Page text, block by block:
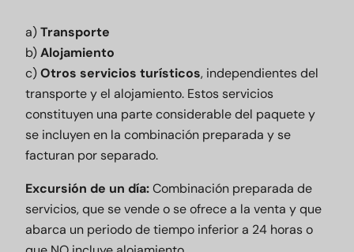
a)Transporte
b)Alojamiento
c)Otros servicios turísticos, independientes del
transporte y el alojamiento. Estos servicios
constituyen una parte considerable del paquete y
se incluyen en la combinación preparada y se
facturan por separado.
Excursión de un día:Combinación preparada de
servicios, que se vende o se ofrece a la venta y que
abarca un periodo de tiempo inferior a 24 horas o